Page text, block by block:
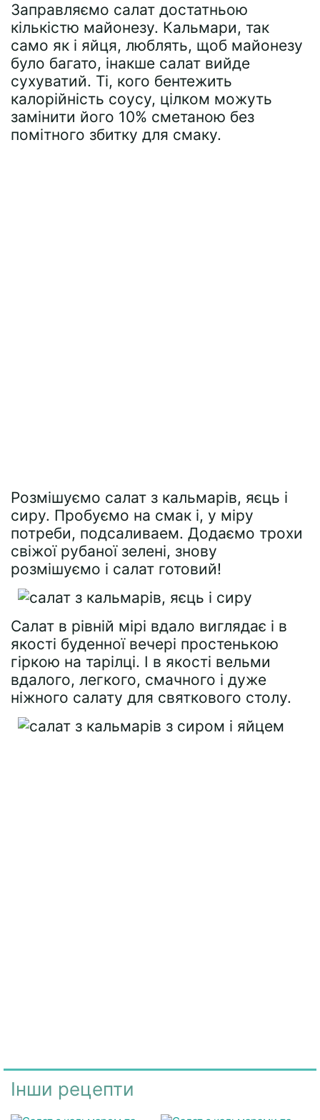
Заправляємо салат достатньою
кількістю майонезу. Кальмари, так
само як і яйця, люблять, щоб майонезу
було багато, інакше салат вийде
сухуватий. Ті, кого бентежить
калорійність соусу, цілком можуть
замінити його 10% сметаною без
помітного збитку для смаку.
Розмішуємо салат з кальмарів, яєць і
сиру. Пробуємо на смак і, у міру
потреби, подсаливаем. Додаємо трохи
свіжої рубаної зелені, знову
розмішуємо і салат готовий!
Салат в рівній мірі вдало виглядає і в
якості буденної вечері простенькою
гіркою на тарілці. І в якості вельми
вдалого, легкого, смачного і дуже
ніжного салату для святкового столу.
Інши рецепти